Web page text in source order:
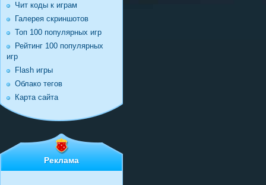
Чит коды к играм
Галерея скриншотов
Топ 100 популярных игр
Рейтинг 100 популярных
игр
Flash игры
Облако тегов
Карта сайта
Реклама